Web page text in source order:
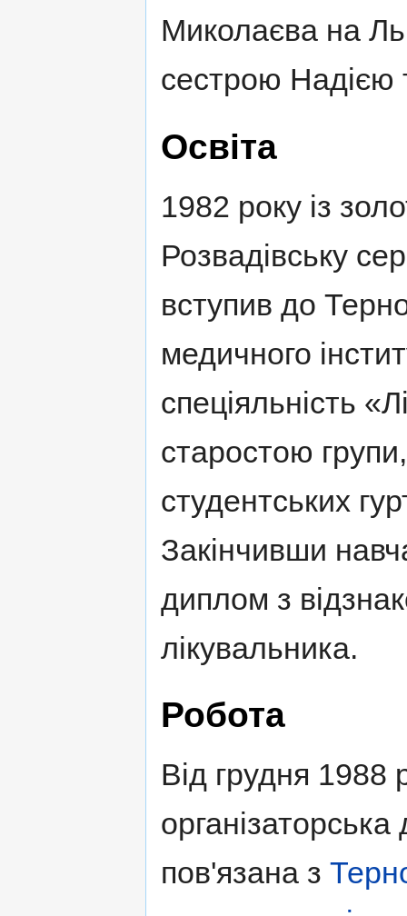
Миколаєва на
сестрою
Освіта
1982 року із
Розвадівську
вступив до
медичного
спеціяльність
старостою
студентських
Закінчивши
диплом з
лікувальника.
Робота
Від грудня 1988
пов'язана з